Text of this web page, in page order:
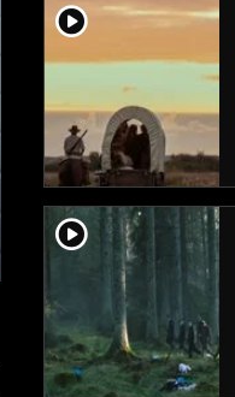
player2
player2